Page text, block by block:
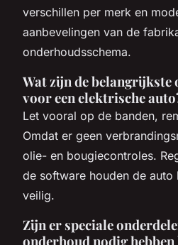
verschillen per merk en
aanbevelingen van de
onderhoudsschema.
Wat zijn de belangrijkste
voor een elektrische
Let vooral op de banden,
Omdat er geen
olie- en bougiecontroles.
de software houden de auto
veilig.
Zijn er speciale
onderhoud nodig